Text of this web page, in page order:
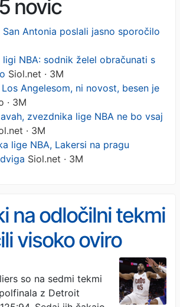
novic
Antonia poslali jasno sporočilo
NBA: sodnik želel obračunati s
Siol.net · 3M
Angelesom, ni novost, besen je
· 3M
zvezdnika lige NBA ne bo vsaj
· 3M
lige NBA, Lakersi na pragu
Siol.net · 3M
na odločilni tekmi
visoko oviro
so na sedmi tekmi
z Detroit